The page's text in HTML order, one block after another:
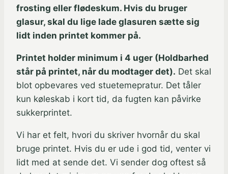
frosting eller flødeskum. Hvis du bruger
glasur, skal du lige lade glasuren sætte sig
lidt inden printet kommer på.
Printet holder minimum i 4 uger (Holdbarhed
står på printet, når du modtager det). Det skal
blot opbevares ved stuetemepratur. Det tåler
kun køleskab i kort tid, da fugten kan påvirke
sukkerprintet.
Vi har et felt, hvori du skriver hvornår du skal
bruge printet. Hvis du er ude i god tid, venter vi
lidt med at sende det. Vi sender dog oftest så